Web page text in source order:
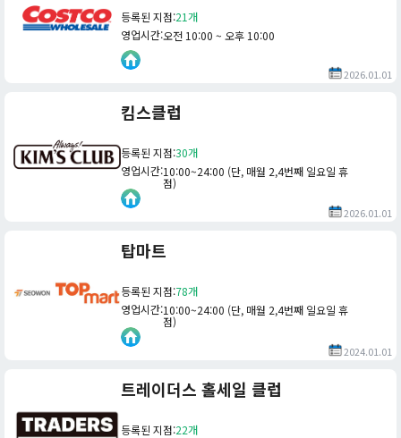
등록된 지점:21개
영업시간:오전 10:00 ~ 오후 10:00
2026.01.01
킴스클럽
등록된 지점:30개
영업시간:10:00~24:00 (단, 매월 2,4번째 일요일 휴
점)
2026.01.01
탑마트
등록된 지점:78개
영업시간:10:00~24:00 (단, 매월 2,4번째 일요일 휴
점)
2024.01.01
트레이더스 홀세일 클럽
등록된 지점:22개